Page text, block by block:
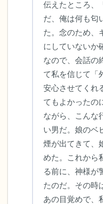
伝えたところ、
だ、俺は何も匂
た。念のため、
にしていないか
なので、会話の
て私を信じて「
安心させてくれ
てもよかったの
ながら、こんな
い男だ。娘のベ
煙が出てきて、
めた。これから
る前に、神様が
たのだ。その時
あの目覚めで、